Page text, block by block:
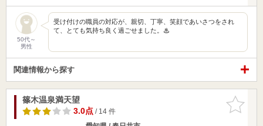
50代～
男性
受け付けの職員の対応が、親切、丁寧、笑顔であいさつをされ
て、とても気持ち良く過ごせました。♨
関連情報から探す
お気に入
りに追加
篠木温泉満天望
3.0点/ 14 件